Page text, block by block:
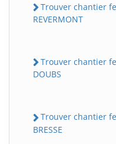
Trouver chantier
REVERMONT
Trouver chantier
DOUBS
Trouver chantier
BRESSE